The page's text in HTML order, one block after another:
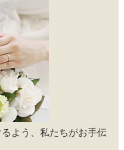
よう、私たちがお手伝